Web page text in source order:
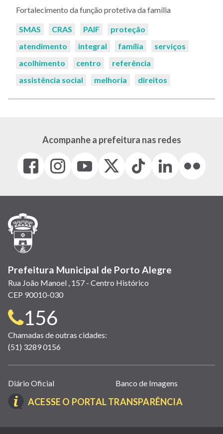
Fortalecimento da função protetiva da família
Palavras-
SMAS CRAS PAIF
proteção
atendimento
integral família
serviços
acolhimento
centro
referência
assistência social
melhoria direitos
Acompanhe a prefeitura nas redes
Facebook
(link
em
janela)
Instagram
(link
em
(link
em
(Antigo
(link
Tiktok
(link
em
LinkedIn
(link
em
(link
em
Prefeitura Municipal de Porto Alegre
Rua João Manoel , 157 - Centro Histórico
CEP 90010-030
Telefone
para
contato:
156
Chamadas de outras cidades:
(51) 3289 0156
Links
úteis
(abrem
nova
Diário Oficial Banco de Imagens
ACESSE O PORTAL TRANSPARÊNCIA(LINK
EM